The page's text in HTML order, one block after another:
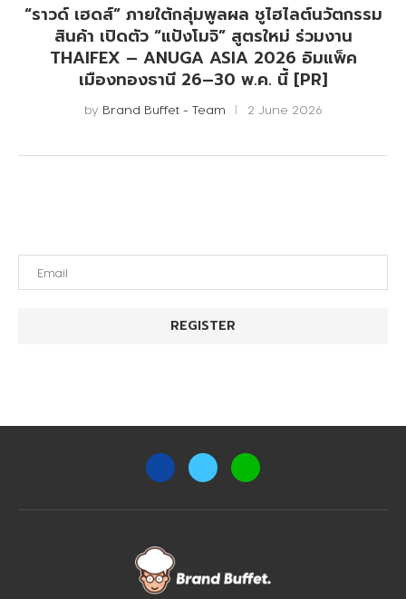
“ราวด์ เฮดส์” ภายใต้กลุ่มพูลผล ชูไฮไลต์นวัตกรรม
สินค้า เปิดตัว “แป้งโมจิ” สูตรใหม่ ร่วมงาน
THAIFEX – ANUGA ASIA 2026 อิมแพ็ค
เมืองทองธานี 26–30 พ.ค. นี้ [PR]
by Brand Buffet - Team 2 June 2026